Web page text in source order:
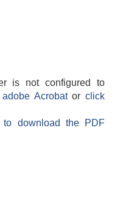
is not configured to
adobe Acrobatorclick
to download the PDF